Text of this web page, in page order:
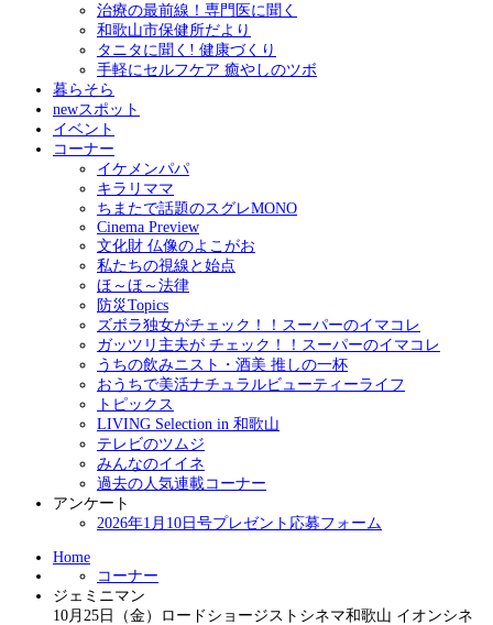
治療の最前線！専門医に聞く
和歌山市保健所だより
タニタに聞く! 健康づくり
手軽にセルフケア 癒やしのツボ
暮らそら
newスポット
イベント
コーナー
イケメンパパ
キラリママ
ちまたで話題のスグレMONO
Cinema Preview
文化財 仏像のよこがお
私たちの視線と始点
ほ～ほ～法律
防災Topics
ズボラ独女がチェック！！スーパーのイマコレ
ガッツリ主夫が チェック！！スーパーのイマコレ
うちの飲みニスト・酒美 推しの一杯
おうちで美活ナチュラルビューティーライフ
トピックス
LIVING Selection in 和歌山
テレビのツムジ
みんなのイイネ
過去の人気連載コーナー
アンケート
2026年1月10日号プレゼント応募フォーム
Home
コーナー
ジェミニマン
10月25日（金）ロードショージストシネマ和歌山 イオンシネ